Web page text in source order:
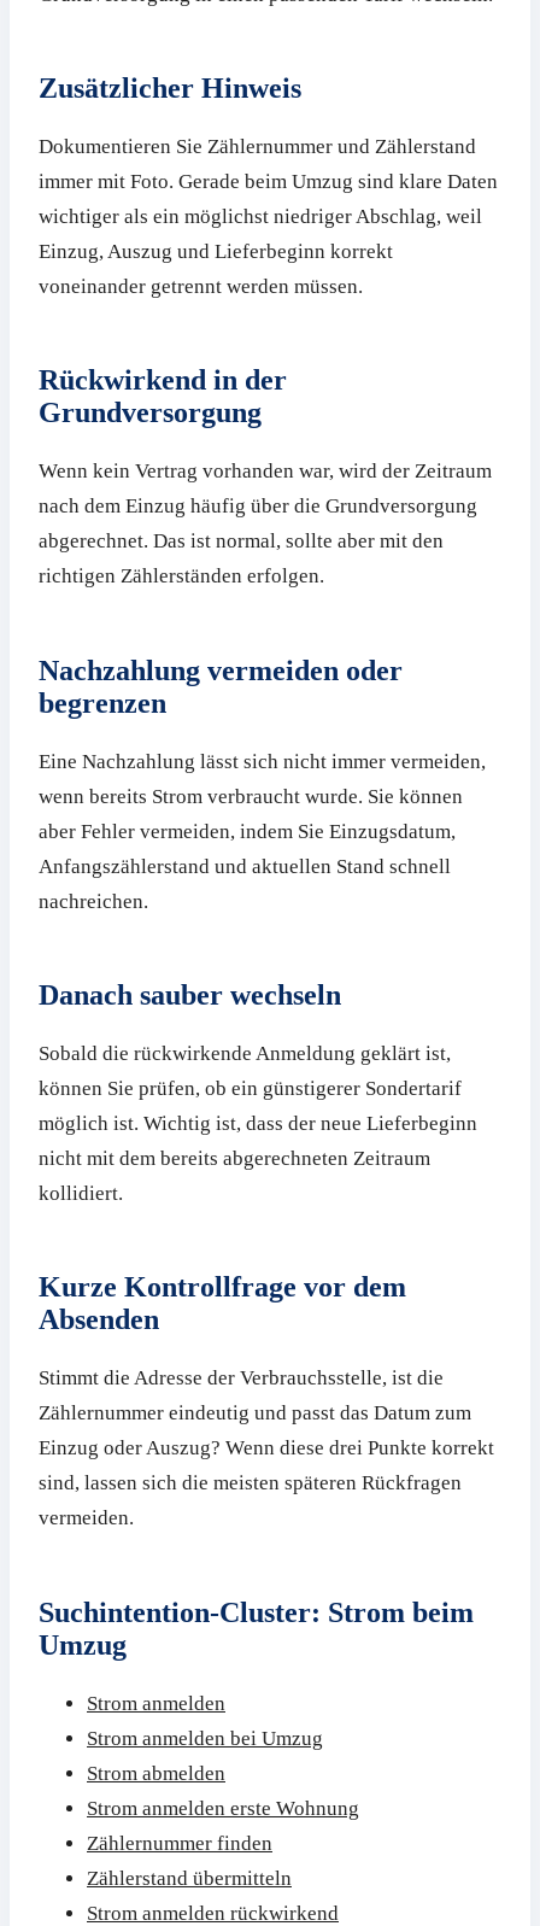
Zusätzlicher Hinweis
Dokumentieren Sie Zählernummer und Zählerstand
immer mit Foto. Gerade beim Umzug sind klare Daten
wichtiger als ein möglichst niedriger Abschlag, weil
Einzug, Auszug und Lieferbeginn korrekt
voneinander getrennt werden müssen.
Rückwirkend in der
Grundversorgung
Wenn kein Vertrag vorhanden war, wird der Zeitraum
nach dem Einzug häufig über die Grundversorgung
abgerechnet. Das ist normal, sollte aber mit den
richtigen Zählerständen erfolgen.
Nachzahlung vermeiden oder
begrenzen
Eine Nachzahlung lässt sich nicht immer vermeiden,
wenn bereits Strom verbraucht wurde. Sie können
aber Fehler vermeiden, indem Sie Einzugsdatum,
Anfangszählerstand und aktuellen Stand schnell
nachreichen.
Danach sauber wechseln
Sobald die rückwirkende Anmeldung geklärt ist,
können Sie prüfen, ob ein günstigerer Sondertarif
möglich ist. Wichtig ist, dass der neue Lieferbeginn
nicht mit dem bereits abgerechneten Zeitraum
kollidiert.
Kurze Kontrollfrage vor dem
Absenden
Stimmt die Adresse der Verbrauchsstelle, ist die
Zählernummer eindeutig und passt das Datum zum
Einzug oder Auszug? Wenn diese drei Punkte korrekt
sind, lassen sich die meisten späteren Rückfragen
vermeiden.
Suchintention-Cluster: Strom beim
Umzug
Strom anmelden
Strom anmelden bei Umzug
Strom abmelden
Strom anmelden erste Wohnung
Zählernummer finden
Zählerstand übermitteln
Strom anmelden rückwirkend